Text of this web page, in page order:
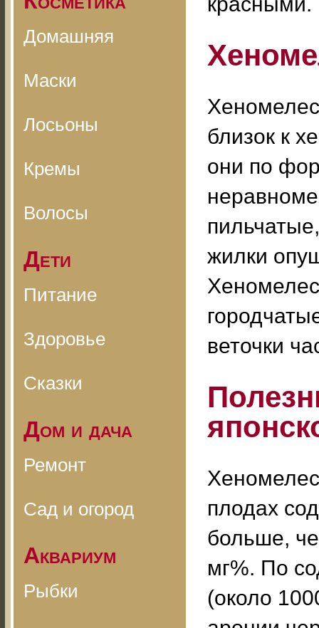
Домашняя
Маски
Лосьоны
Кремы
Волосы
Дети
Питание
Здоровье
Сказки
Дом и дача
Ремонт
Сад и огород
Аквариум
Рыбки
близок к
они по
жилки
веточки
плодах
больше,
мг%. По
(около